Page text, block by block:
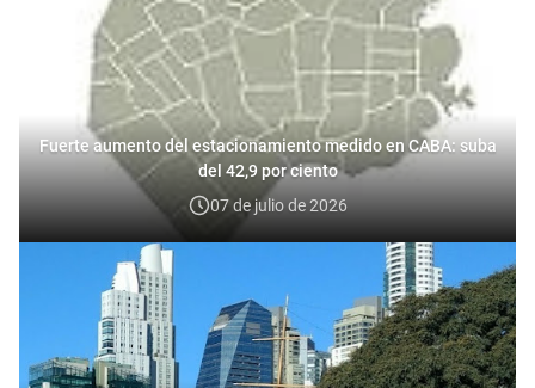
Fuerte aumento del estacionamiento medido en CABA: suba
del 42,9 por ciento
07 de julio de 2026